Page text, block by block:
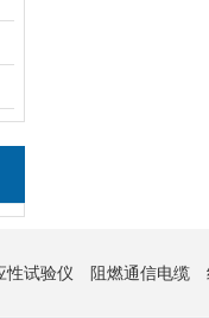
性试验仪 阻燃通信电缆